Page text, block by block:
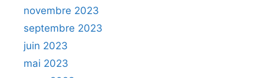
novembre 2023
septembre 2023
juin 2023
mai 2023